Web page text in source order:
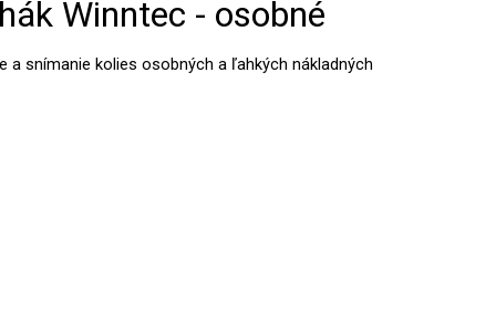
Winntec - osobné
a snímanie kolies osobných a ľahkých nákladných